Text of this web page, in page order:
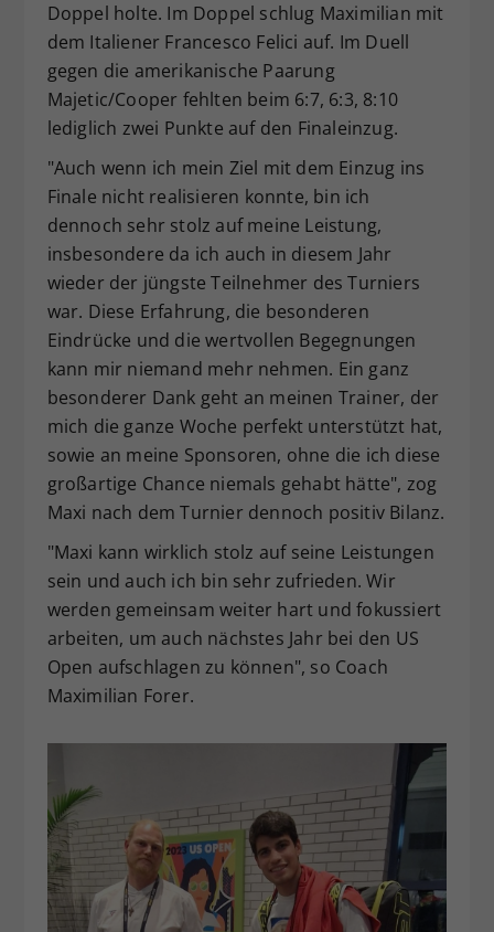
Doppel holte. Im Doppel schlug Maximilian mit
dem Italiener Francesco Felici auf. Im Duell
gegen die amerikanische Paarung
Majetic/Cooper fehlten beim 6:7, 6:3, 8:10
lediglich zwei Punkte auf den Finaleinzug.
"Auch wenn ich mein Ziel mit dem Einzug ins
Finale nicht realisieren konnte, bin ich
dennoch sehr stolz auf meine Leistung,
insbesondere da ich auch in diesem Jahr
wieder der jüngste Teilnehmer des Turniers
war. Diese Erfahrung, die besonderen
Eindrücke und die wertvollen Begegnungen
kann mir niemand mehr nehmen. Ein ganz
besonderer Dank geht an meinen Trainer, der
mich die ganze Woche perfekt unterstützt hat,
sowie an meine Sponsoren, ohne die ich diese
großartige Chance niemals gehabt hätte", zog
Maxi nach dem Turnier dennoch positiv Bilanz.
"Maxi kann wirklich stolz auf seine Leistungen
sein und auch ich bin sehr zufrieden. Wir
werden gemeinsam weiter hart und fokussiert
arbeiten, um auch nächstes Jahr bei den US
Open aufschlagen zu können", so Coach
Maximilian Forer.